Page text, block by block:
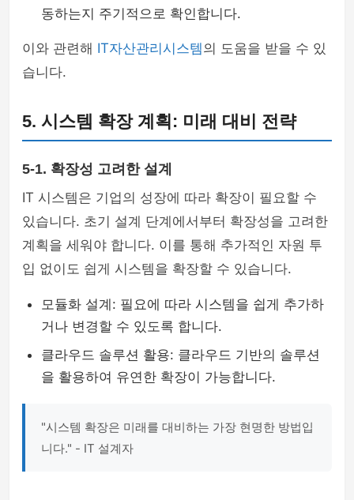
동하는지 주기적으로 확인합니다.
이와 관련해 IT자산관리시스템의 도움을 받을 수 있
습니다.
5. 시스템 확장 계획: 미래 대비 전략
5-1. 확장성 고려한 설계
IT 시스템은 기업의 성장에 따라 확장이 필요할 수
있습니다. 초기 설계 단계에서부터 확장성을 고려한
계획을 세워야 합니다. 이를 통해 추가적인 자원 투
입 없이도 쉽게 시스템을 확장할 수 있습니다.
모듈화 설계: 필요에 따라 시스템을 쉽게 추가하
거나 변경할 수 있도록 합니다.
클라우드 솔루션 활용: 클라우드 기반의 솔루션
을 활용하여 유연한 확장이 가능합니다.
"시스템 확장은 미래를 대비하는 가장 현명한 방법입
니다." - IT 설계자